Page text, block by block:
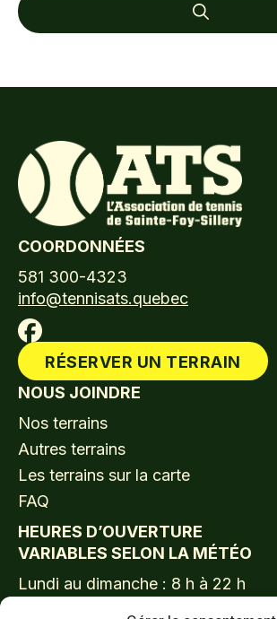
COORDONNÉES
581 300-4323
info@tennisats.quebec
RÉSERVER UN TERRAIN
NOUS JOINDRE
Nos terrains
Autres terrains
Les terrains sur la carte
FAQ
HEURES D’OUVERTURE
VARIABLES SELON LA MÉTÉO
Lundi au dimanche : 8 h à 22 h